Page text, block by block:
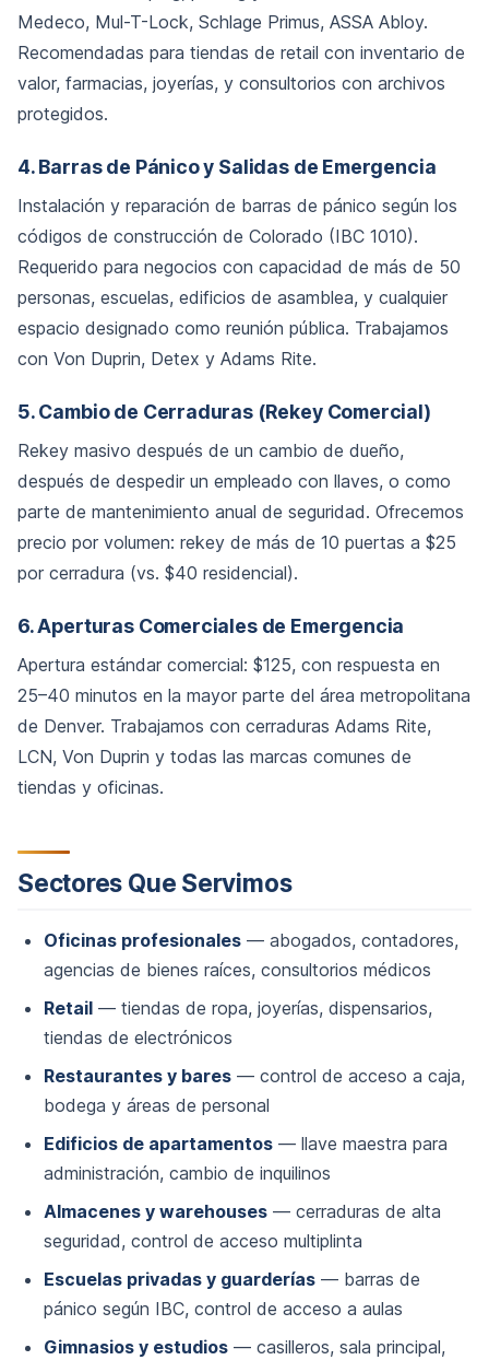
Medeco, Mul-T-Lock, Schlage Primus, ASSA Abloy.
Recomendadas para tiendas de retail con inventario de
valor, farmacias, joyerías, y consultorios con archivos
protegidos.
4. Barras de Pánico y Salidas de Emergencia
Instalación y reparación de barras de pánico según los
códigos de construcción de Colorado (IBC 1010).
Requerido para negocios con capacidad de más de 50
personas, escuelas, edificios de asamblea, y cualquier
espacio designado como reunión pública. Trabajamos
con Von Duprin, Detex y Adams Rite.
5. Cambio de Cerraduras (Rekey Comercial)
Rekey masivo después de un cambio de dueño,
después de despedir un empleado con llaves, o como
parte de mantenimiento anual de seguridad. Ofrecemos
precio por volumen: rekey de más de 10 puertas a $25
por cerradura (vs. $40 residencial).
6. Aperturas Comerciales de Emergencia
Apertura estándar comercial: $125, con respuesta en
25–40 minutos en la mayor parte del área metropolitana
de Denver. Trabajamos con cerraduras Adams Rite,
LCN, Von Duprin y todas las marcas comunes de
tiendas y oficinas.
Sectores Que Servimos
Oficinas profesionales — abogados, contadores,
agencias de bienes raíces, consultorios médicos
Retail — tiendas de ropa, joyerías, dispensarios,
tiendas de electrónicos
Restaurantes y bares — control de acceso a caja,
bodega y áreas de personal
Edificios de apartamentos — llave maestra para
administración, cambio de inquilinos
Almacenes y warehouses — cerraduras de alta
seguridad, control de acceso multiplinta
Escuelas privadas y guarderías — barras de
pánico según IBC, control de acceso a aulas
Gimnasios y estudios — casilleros, sala principal,